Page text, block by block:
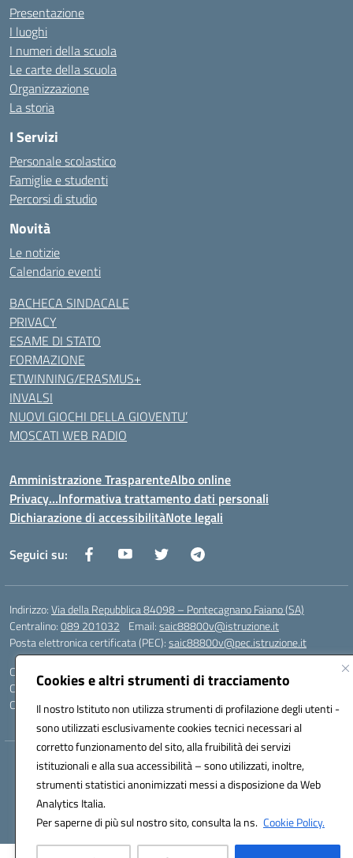
Cookies e altri strumenti di tracciamento
Il nostro Istituto non utilizza strumenti di profilazione degli utenti -
sono utilizzati esclusivamente cookies tecnici necessari al
corretto funzionamento del sito, alla fruibilità dei servizi
istituzionali e alla sua accessibilità – sono utilizzati, inoltre,
strumenti statistici anonimizzati messi a disposizione da Web
Analytics Italia.
Per saperne di più sul nostro sito, consulta la ns. Cookie Policy.
Presentazione
I luoghi
I numeri della scuola
Le carte della scuola
Organizzazione
La storia
I Servizi
Personale scolastico
Famiglie e studenti
Percorsi di studio
Novità
Le notizie
Calendario eventi
BACHECA SINDACALE
PRIVACY
ESAME DI STATO
FORMAZIONE
ETWINNING/ERASMUS+
INVALSI
NUOVI GIOCHI DELLA GIOVENTU’
MOSCATI WEB RADIO
Amministrazione TrasparenteAlbo online
Privacy…Informativa trattamento dati personali
Dichiarazione di accessibilitàNote legali
Seguici su:
Indirizzo:Via della Repubblica 84098 – Pontecagnano Faiano (SA)
Centralino:089 201032 Email:saic88800v@istruzione.it
Posta elettronica certificata (PEC):saic88800v@pec.istruzione.it
Codice fiscale: 80028930651
Codice meccanografico:saic88800v
Codice unico di fatturazione (CUF): UFLEGP
Hosting & Powered by 3D Solution S.r.l.
Concept & Design by Designers Italia